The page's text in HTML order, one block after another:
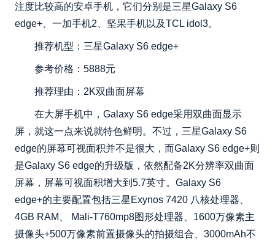
注度比较高的安卓手机，它们分别是三星Galaxy S6
edge+、一加手机2、坚果手机以及TCL idol3。
推荐机型：三星Galaxy S6 edge+
参考价格：5888元
推荐理由：2K双曲面屏幕
在大屏手机中，Galaxy S6 edge采用双曲面显示
屏，就这一点来说就特色鲜明。不过，三星Galaxy S6
edge的屏幕可视面积并不是很大，而Galaxy S6 edge+则
是Galaxy S6 edge的升级版，依然配备2K分辨率双曲面
屏幕，屏幕可视面积增大到5.7英寸。Galaxy S6
edge+的主要配置包括三星Exynos 7420 八核处理器、
4GB RAM、 Mali-T760mp8图形处理器、1600万像素主
摄像头+500万像素前置摄像头的拍摄组合、3000mAh不